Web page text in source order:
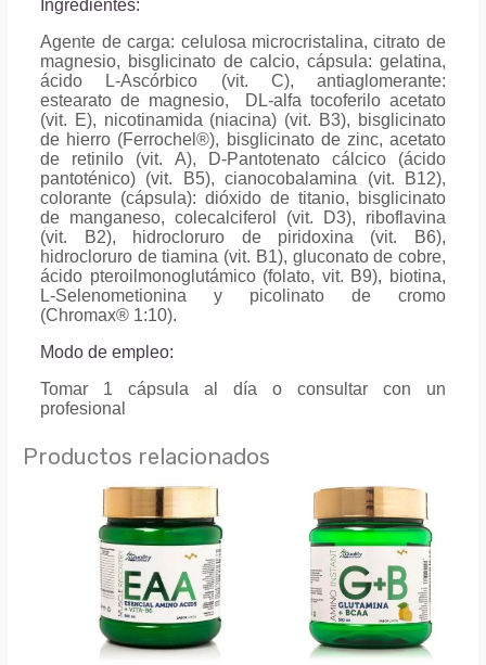
Ingredientes:
Agente de carga: celulosa microcristalina, citrato de
magnesio, bisglicinato de calcio, cápsula: gelatina,
ácido L-Ascórbico (vit. C), antiaglomerante:
estearato de magnesio, DL-alfa tocoferilo acetato
(vit. E), nicotinamida (niacina) (vit. B3), bisglicinato
de hierro (Ferrochel®), bisglicinato de zinc, acetato
de retinilo (vit. A), D-Pantotenato cálcico (ácido
pantoténico) (vit. B5), cianocobalamina (vit. B12),
colorante (cápsula): dióxido de titanio, bisglicinato
de manganeso, colecalciferol (vit. D3), riboflavina
(vit. B2), hidrocloruro de piridoxina (vit. B6),
hidrocloruro de tiamina (vit. B1), gluconato de cobre,
ácido pteroilmonoglutámico (folato, vit. B9), biotina,
L-Selenometionina y picolinato de cromo
(Chromax® 1:10).
Modo de empleo:
Tomar 1 cápsula al día o consultar con un
profesional
Productos relacionados